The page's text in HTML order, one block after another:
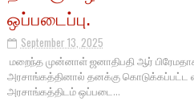
ஒப்படைப்பு.
September 13, 2025
மறைந்த முன்னாள் ஜனாதிபதி ஆர்
அரசாங்கத்தினால் தனக்கு
அரசாங்கத்திடம் ஒப்படை...